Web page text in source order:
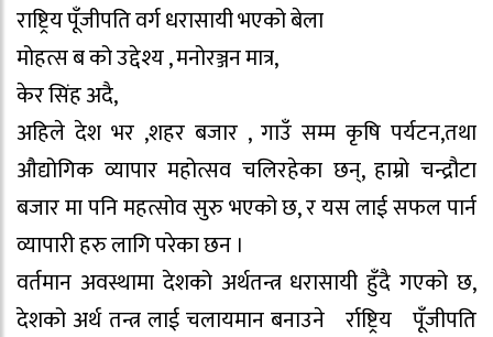
राष्ट्रिय पूँजीपति वर्ग धरासायी भएको बेला
मोहत्स ब को उद्देश्य , मनोरञ्जन मात्र,
केर सिंह अदै,
अहिले देश भर ,शहर बजार , गाउँ सम्म कृषि पर्यटन,तथा
औद्योगिक व्यापार महोत्सव चलिरहेका छन्, हाम्रो चन्द्रौटा
बजार मा पनि महत्सोव सुरु भएको छ, र यस लाई सफल पार्न
व्यापारी हरु लागि परेका छन ।
वर्तमान अवस्थामा देशको अर्थतन्त्र धरासायी हुँदै गएको छ,
देशको अर्थ तन्त्र लाई चलायमान बनाउने र्राष्ट्रिय पूँजीपति